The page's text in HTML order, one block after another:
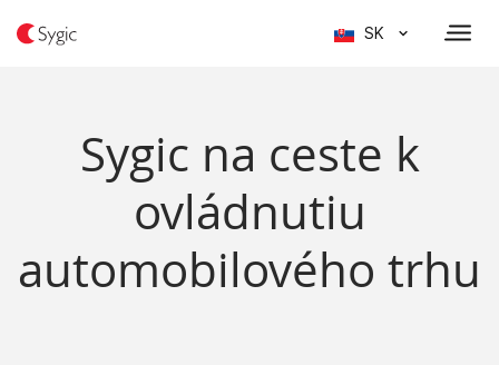
SK
Sygic na ceste k
ovládnutiu
automobilového trhu